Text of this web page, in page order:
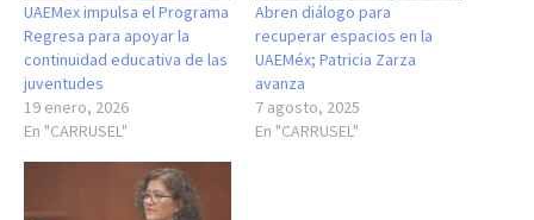
UAEMex impulsa el Programa
Regresa para apoyar la
continuidad educativa de las
juventudes
19 enero, 2026
En "CARRUSEL"
Abren diálogo para
recuperar espacios en la
UAEMéx; Patricia Zarza
avanza
7 agosto, 2025
En "CARRUSEL"